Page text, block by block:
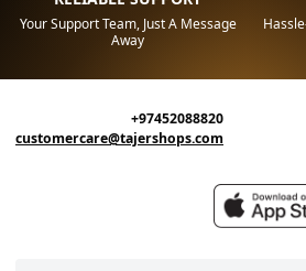
Your Support Team, Just A Message
Away
+97452088820
customercare@tajershops.com